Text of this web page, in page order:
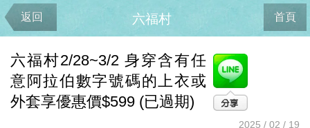
返回 首頁
六福村
六福村2/28~3/2 身穿含有任
意阿拉伯數字號碼的上衣或
外套享優惠價$599 (已過期)
2025 / 02 / 19